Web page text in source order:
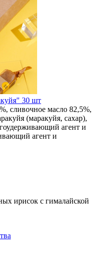
30 шт
сливочное масло 82,5%,
(маракуйя, сахар),
агент и
агент и
ирисок с гималайской